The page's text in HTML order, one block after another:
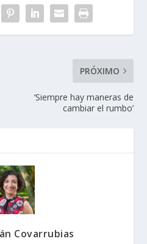
PRÓXIMO
‘Siempre hay maneras de
cambiar el rumbo’
Covarrubias